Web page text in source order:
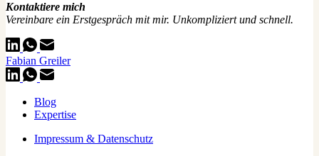
Kontaktiere mich
Vereinbare ein Erstgespräch mit mir. Unkompliziert und schnell.
Fabian Greiler
Blog
Expertise
Impressum & Datenschutz